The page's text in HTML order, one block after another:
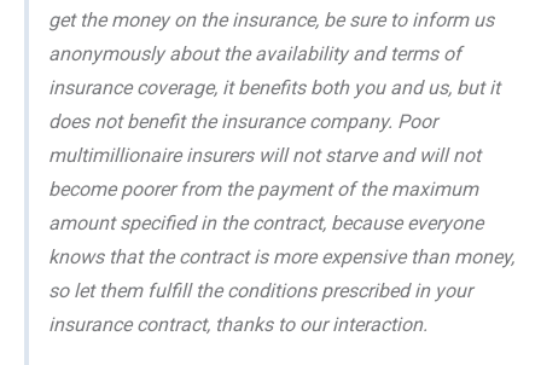
get the money on the insurance, be sure to inform us
anonymously about the availability and terms of
insurance coverage, it benefits both you and us, but it
does not benefit the insurance company. Poor
multimillionaire insurers will not starve and will not
become poorer from the payment of the maximum
amount specified in the contract, because everyone
knows that the contract is more expensive than money,
so let them fulfill the conditions prescribed in your
insurance contract, thanks to our interaction.